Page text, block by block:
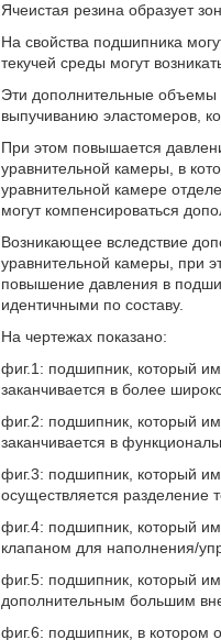
Ячеистая резина образует
На свойства подшипника
текучей среды могут
Эти дополнительные объемы
выпучиванию эластомеров,
При этом повышается
уравнительной камеры, в
уравнительной камере
могут компенсироваться
Возникающее вследствие
уравнительной камеры, при
повышение давления в
идентичными по составу.
На чертежах показано:
фиг.1: подшипник, который
заканчивается в более
фиг.2: подшипник, который
заканчивается в
фиг.3: подшипник, который
осуществляется разделение
фиг.4: подшипник, который
клапаном для наполнения/
фиг.5: подшипник, который
дополнительным большим
фиг.6: подшипник, в котором